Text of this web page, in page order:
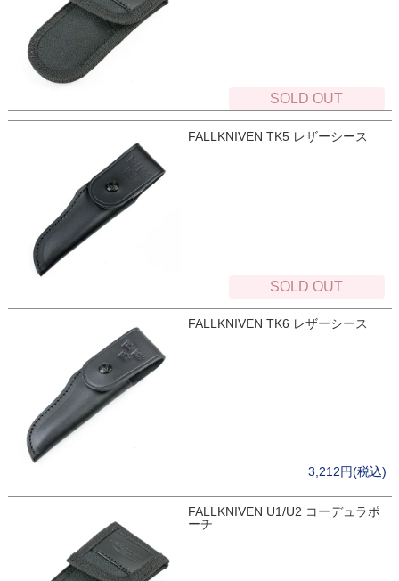
SOLD OUT
FALLKNIVEN TK5 レザーシース
SOLD OUT
FALLKNIVEN TK6 レザーシース
3,212円(税込)
FALLKNIVEN U1/U2 コーデュラポ
ーチ